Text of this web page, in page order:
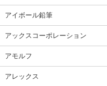
アイボール鉛筆
アックスコーポレーション
アモルフ
アレックス